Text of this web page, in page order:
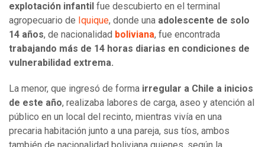
explotación infantil fue descubierto en el terminal
agropecuario de Iquique, donde una adolescente de solo
14 años, de nacionalidad boliviana, fue encontrada
trabajando más de 14 horas diarias en condiciones de
vulnerabilidad extrema.
La menor, que ingresó de forma irregular a Chile a inicios
de este año, realizaba labores de carga, aseo y atención al
público en un local del recinto, mientras vivía en una
precaria habitación junto a una pareja, sus tíos, ambos